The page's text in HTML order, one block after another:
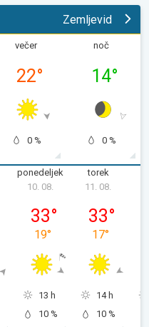
Zemljevid
večer
22°
0 %
noč
14°
0 %
ponedeljek
10. 08.
33°
19°
13 h
10 %
torek
11. 08.
33°
17°
14 h
10 %